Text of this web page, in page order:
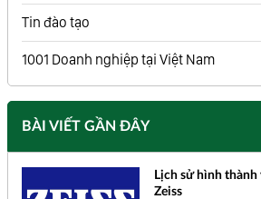
Tin đào tạo
1001 Doanh nghiệp tại Việt Nam
BÀI VIẾT GẦN ĐÂY
Lịch sử hình thành
Zeiss